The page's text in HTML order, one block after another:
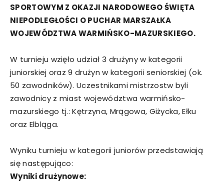
SPORTOWYM Z OKAZJI NARODOWEGO ŚWIĘTA
NIEPODLEGŁOŚCI O PUCHAR MARSZAŁKA
WOJEWÓDZTWA WARMIŃSKO-MAZURSKIEGO.
W turnieju wzięło udział 3 drużyny w kategorii
juniorskiej oraz 9 drużyn w kategorii seniorskiej (ok.
50 zawodników). Uczestnikami mistrzostw byli
zawodnicy z miast województwa warmińsko-
mazurskiego tj.: Kętrzyna, Mrągowa, Giżycka, Ełku
oraz Elbląga.
Wyniku turnieju w kategorii juniorów przedstawiają
się następująco:
Wyniki drużynowe: